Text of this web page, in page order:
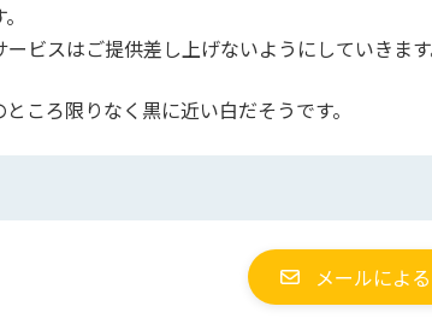
ビスはご提供差し上げないようにしていきます
ころ限りなく黒に近い白だそうです。
メールによ